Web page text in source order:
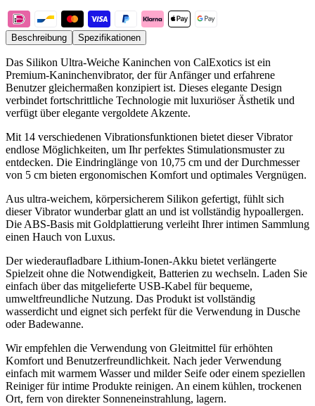
Beschreibung Spezifikationen
Das Silikon Ultra-Weiche Kaninchen von CalExotics ist ein
Premium-Kaninchenvibrator, der für Anfänger und erfahrene
Benutzer gleichermaßen konzipiert ist. Dieses elegante Design
verbindet fortschrittliche Technologie mit luxuriöser Ästhetik und
verfügt über elegante vergoldete Akzente.
Mit 14 verschiedenen Vibrationsfunktionen bietet dieser Vibrator
endlose Möglichkeiten, um Ihr perfektes Stimulationsmuster zu
entdecken. Die Eindringlänge von 10,75 cm und der Durchmesser
von 5 cm bieten ergonomischen Komfort und optimales Vergnügen.
Aus ultra-weichem, körpersicherem Silikon gefertigt, fühlt sich
dieser Vibrator wunderbar glatt an und ist vollständig hypoallergen.
Die ABS-Basis mit Goldplattierung verleiht Ihrer intimen Sammlung
einen Hauch von Luxus.
Der wiederaufladbare Lithium-Ionen-Akku bietet verlängerte
Spielzeit ohne die Notwendigkeit, Batterien zu wechseln. Laden Sie
einfach über das mitgelieferte USB-Kabel für bequeme,
umweltfreundliche Nutzung. Das Produkt ist vollständig
wasserdicht und eignet sich perfekt für die Verwendung in Dusche
oder Badewanne.
Wir empfehlen die Verwendung von Gleitmittel für erhöhten
Komfort und Benutzerfreundlichkeit. Nach jeder Verwendung
einfach mit warmem Wasser und milder Seife oder einem speziellen
Reiniger für intime Produkte reinigen. An einem kühlen, trockenen
Ort, fern von direkter Sonneneinstrahlung, lagern.